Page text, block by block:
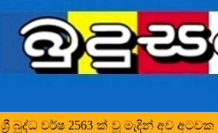
ශ්‍රී බුද්ධ වර්ෂ 2563 ක් වූ මැදින් අව අටවක